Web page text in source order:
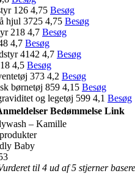
126 4,75 Besøg
hjul 3725 4,75 Besøg
218 4,7 Besøg
4,7 Besøg
4142 4,7 Besøg
4,5 Besøg
373 4,2 Besøg
børnetøj 859 4,15 Besøg
og legetøj 599 4,1 Besøg
Bedømmelse Link
– Kamille
Baby
til 4 ud af 5 stjerner